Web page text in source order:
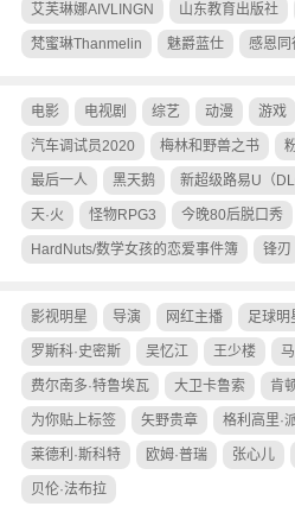
艾芙琳娜AIVLINGN 山东教育出版社
梵蜜琳Thanmelin 魅爵蓝仕 感恩同
电影 电视剧 综艺 动漫 游戏
汽车调试员2020 梅林和野兽之书
最后一人 黑天鹅 新超级路易U（
天·火 怪物RPG3 今晚80后脱口秀
HardNuts/数学女孩的恋爱事件簿 锋刃
影视明星 导演 网红主播 足球明
罗斯科·史密斯 吴忆江 王少楼
费尔南多·特鲁埃瓦 大卫卡鲁索 肯
为你贴上标签 矢野贵章 格利高里·
莱德利·斯科特 欧姆·普瑞 张心儿
贝伦·法布拉